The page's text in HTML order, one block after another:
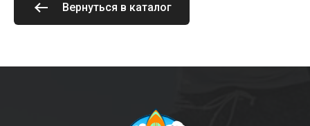
Вернуться в каталог